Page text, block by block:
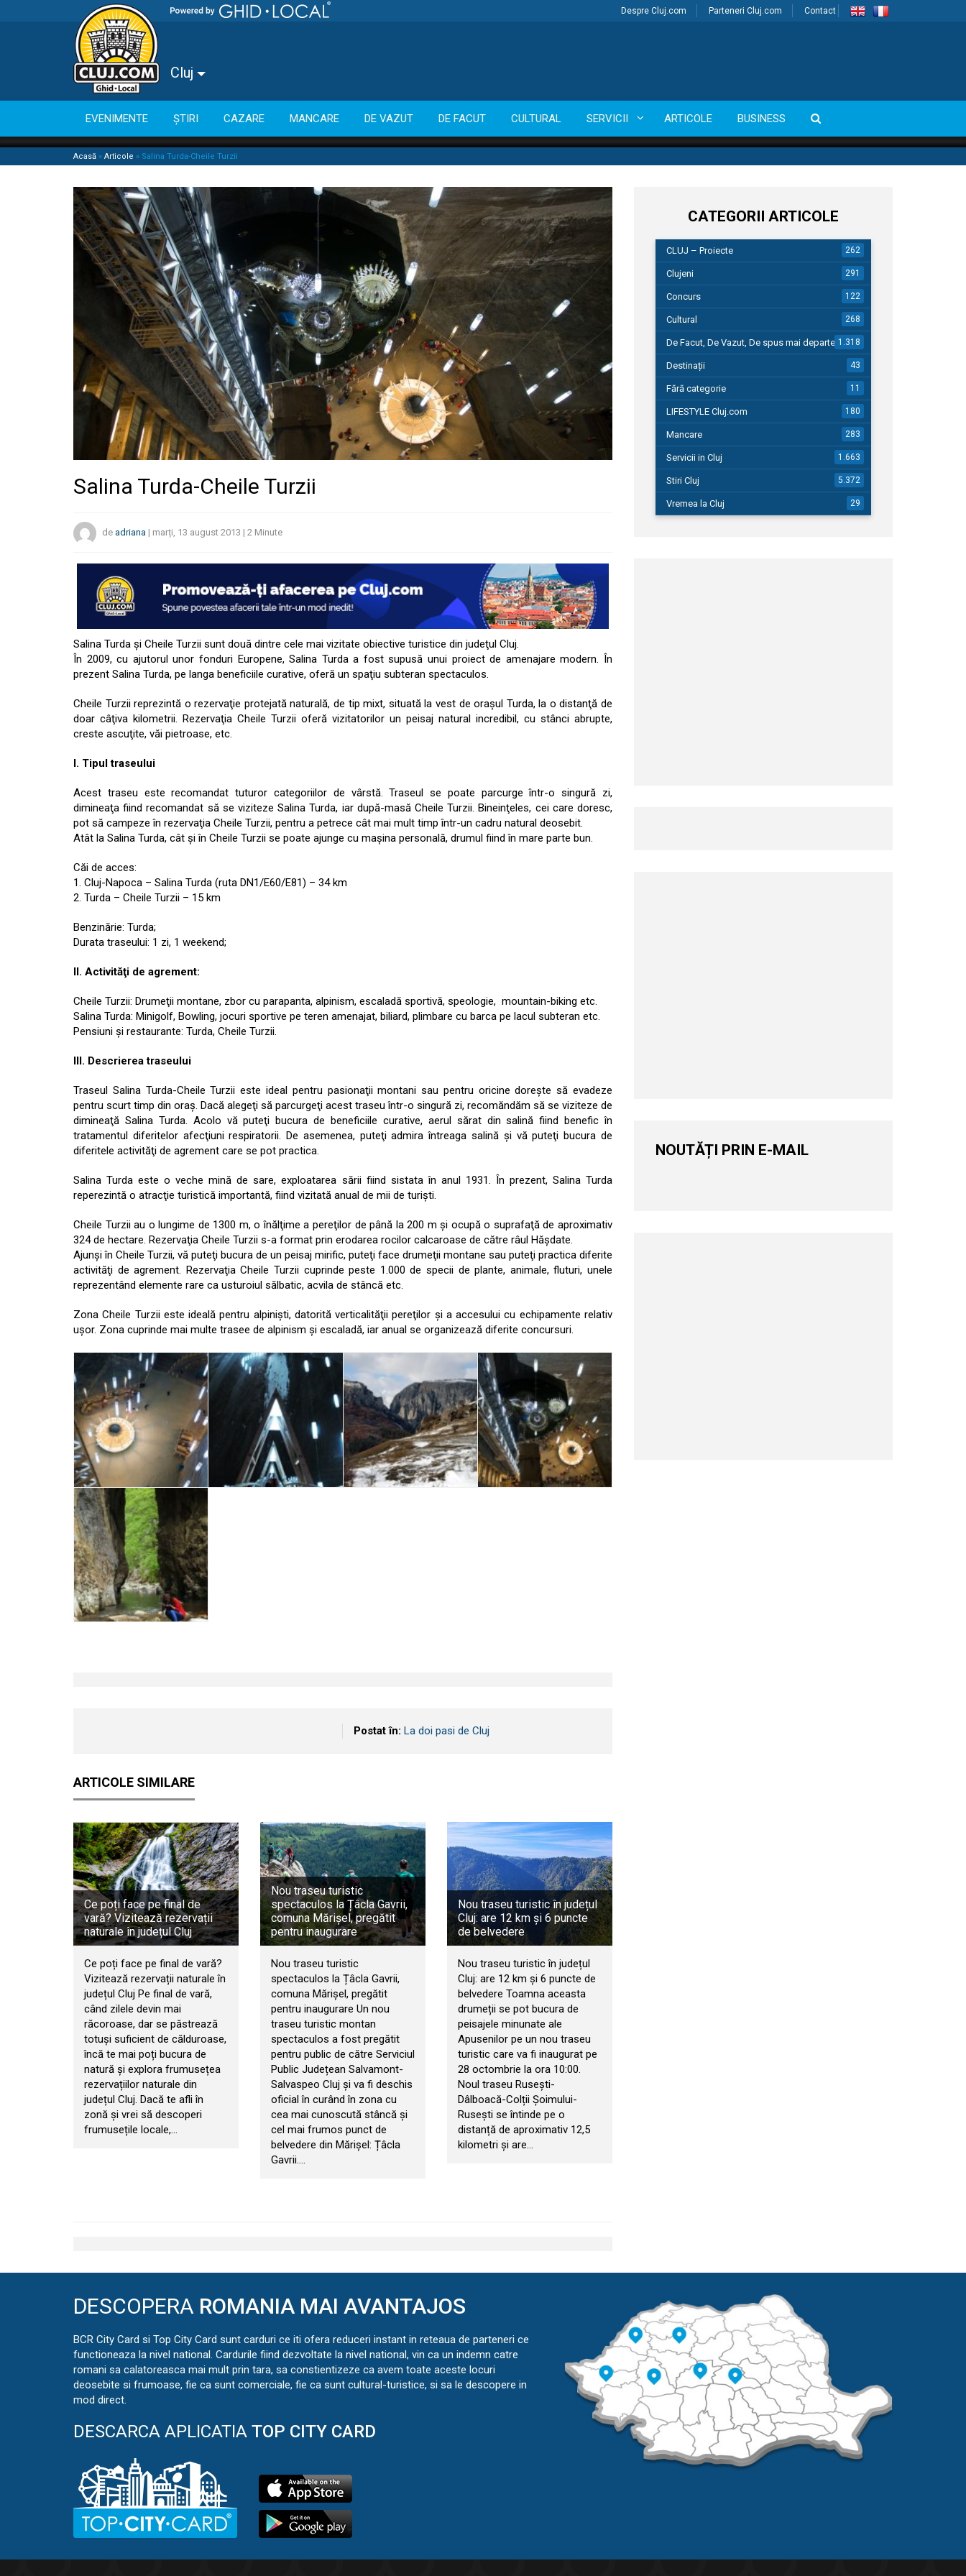
Despre Cluj.com Parteneri Cluj.com Contact
Cluj
EVENIMENTE ȘTIRI CAZARE MANCARE DE VAZUT DE FACUT CULTURAL SERVICII ARTICOLE BUSINESS
Acasă » Articole » Salina Turda-Cheile Turzii
Salina Turda-Cheile Turzii
de adriana | marți, 13 august 2013 | 2 Minute
Salina Turda şi Cheile Turzii sunt două dintre cele mai vizitate obiective turistice din judeţul Cluj.
În 2009, cu ajutorul unor fonduri Europene, Salina Turda a fost supusă unui proiect de amenajare modern. În
prezent Salina Turda, pe langa beneficiile curative, oferă un spaţiu subteran spectaculos.
Cheile Turzii reprezintă o rezervaţie protejată naturală, de tip mixt, situată la vest de oraşul Turda, la o distanţă de
doar câţiva kilometrii. Rezervaţia Cheile Turzii oferă vizitatorilor un peisaj natural incredibil, cu stânci abrupte,
creste ascuţite, văi pietroase, etc.
I. Tipul traseului
Acest traseu este recomandat tuturor categoriilor de vârstă. Traseul se poate parcurge într-o singură zi,
dimineaţa fiind recomandat să se viziteze Salina Turda, iar după-masă Cheile Turzii. Bineinţeles, cei care doresc,
pot să campeze în rezervaţia Cheile Turzii, pentru a petrece cât mai mult timp într-un cadru natural deosebit.
Atât la Salina Turda, cât şi în Cheile Turzii se poate ajunge cu maşina personală, drumul fiind în mare parte bun.
Căi de acces:
1. Cluj-Napoca – Salina Turda (ruta DN1/E60/E81) – 34 km
2. Turda – Cheile Turzii – 15 km
Benzinărie: Turda;
Durata traseului: 1 zi, 1 weekend;
II. Activităţi de agrement:
Cheile Turzii: Drumeţii montane, zbor cu parapanta, alpinism, escaladă sportivă, speologie, mountain-biking etc.
Salina Turda: Minigolf, Bowling, jocuri sportive pe teren amenajat, biliard, plimbare cu barca pe lacul subteran etc.
Pensiuni şi restaurante: Turda, Cheile Turzii.
III. Descrierea traseului
Traseul Salina Turda-Cheile Turzii este ideal pentru pasionaţii montani sau pentru oricine doreşte să evadeze
pentru scurt timp din oraş. Dacă alegeţi să parcurgeţi acest traseu într-o singură zi, recomăndăm să se viziteze de
dimineaţă Salina Turda. Acolo vă puteţi bucura de beneficiile curative, aerul sărat din salină fiind benefic în
tratamentul diferitelor afecţiuni respiratorii. De asemenea, puteţi admira întreaga salină şi vă puteţi bucura de
diferitele activităţi de agrement care se pot practica.
Salina Turda este o veche mină de sare, exploatarea sării fiind sistata în anul 1931. În prezent, Salina Turda
reperezintă o atracţie turistică importantă, fiind vizitată anual de mii de turişti.
Cheile Turzii au o lungime de 1300 m, o înălţime a pereţilor de până la 200 m şi ocupă o suprafaţă de aproximativ
324 de hectare. Rezervaţia Cheile Turzii s-a format prin erodarea rocilor calcaroase de către râul Hăşdate.
Ajunşi în Cheile Turzii, vă puteţi bucura de un peisaj mirific, puteţi face drumeţii montane sau puteţi practica diferite
activităţi de agrement. Rezervaţia Cheile Turzii cuprinde peste 1.000 de specii de plante, animale, fluturi, unele
reprezentând elemente rare ca usturoiul sălbatic, acvila de stâncă etc.
Zona Cheile Turzii este ideală pentru alpinişti, datorită verticalităţii pereţilor şi a accesului cu echipamente relativ
uşor. Zona cuprinde mai multe trasee de alpinism şi escaladă, iar anual se organizează diferite concursuri.
Postat în: La doi pasi de Cluj
ARTICOLE SIMILARE
Ce poți face pe final de
vară? Vizitează rezervații
naturale în județul Cluj
Ce poți face pe final de vară?
Vizitează rezervații naturale în
județul Cluj Pe final de vară,
când zilele devin mai
răcoroase, dar se păstrează
totuși suficient de călduroase,
încă te mai poți bucura de
natură și explora frumusețea
rezervațiilor naturale din
județul Cluj. Dacă te afli în
zonă și vrei să descoperi
frumusețile locale,…
Nou traseu turistic
spectaculos la Țâcla Gavrii,
comuna Mărișel, pregătit
pentru inaugurare
Nou traseu turistic
spectaculos la Țâcla Gavrii,
comuna Mărișel, pregătit
pentru inaugurare Un nou
traseu turistic montan
spectaculos a fost pregătit
pentru public de către Serviciul
Public Județean Salvamont-
Salvaspeo Cluj și va fi deschis
oficial în curând în zona cu
cea mai cunoscută stâncă și
cel mai frumos punct de
belvedere din Mărișel: Țâcla
Gavrii.…
Nou traseu turistic în județul
Cluj: are 12 km și 6 puncte
de belvedere
Nou traseu turistic în județul
Cluj: are 12 km și 6 puncte de
belvedere Toamna aceasta
drumeții se pot bucura de
peisajele minunate ale
Apusenilor pe un nou traseu
turistic care va fi inaugurat pe
28 octombrie la ora 10:00.
Noul traseu Rusești-
Dâlboacă-Colții Șoimului-
Rusești se întinde pe o
distanță de aproximativ 12,5
kilometri și are…
CATEGORII ARTICOLE
CLUJ – Proiecte 262
Clujeni 291
Concurs 122
Cultural 268
De Facut, De Vazut, De spus mai departe…1.318
Destinații 43
Fără categorie 11
LIFESTYLE Cluj.com 180
Mancare 283
Servicii in Cluj 1.663
Stiri Cluj 5.372
Vremea la Cluj 29
NOUTĂȚI PRIN E-MAIL
DESCOPERA ROMANIA MAI AVANTAJOS
BCR City Card si Top City Card sunt carduri ce iti ofera reduceri instant in reteaua de parteneri ce
functioneaza la nivel national. Cardurile fiind dezvoltate la nivel national, vin ca un indemn catre
romani sa calatoreasca mai mult prin tara, sa constientizeze ca avem toate aceste locuri
deosebite si frumoase, fie ca sunt comerciale, fie ca sunt cultural-turistice, si sa le descopere in
mod direct.
DESCARCA APLICATIA TOP CITY CARD